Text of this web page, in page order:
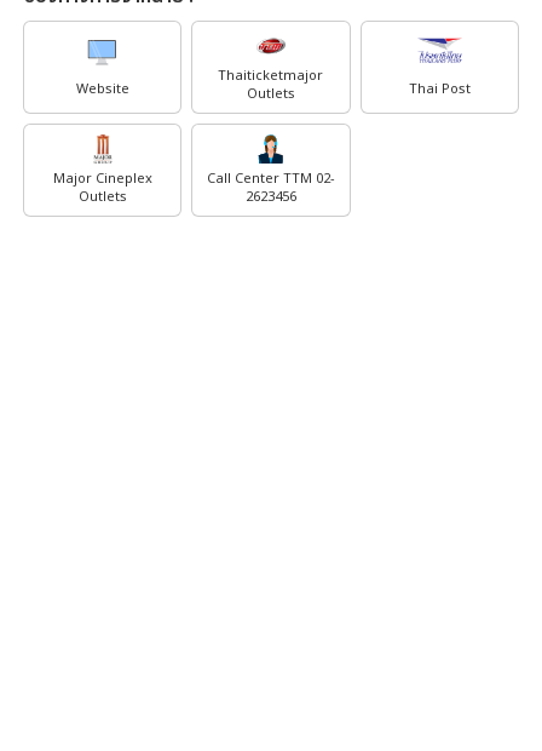
Website
Thaiticketmajor
Outlets
Thai Post
Major Cineplex
Outlets
Call Center TTM 02-
2623456